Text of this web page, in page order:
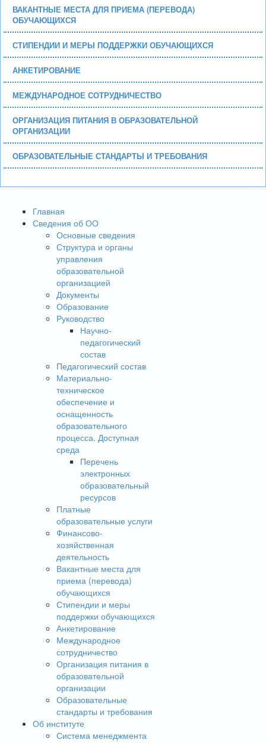
ВАКАНТНЫЕ МЕСТА ДЛЯ ПРИЕМА (ПЕРЕВОДА)
ОБУЧАЮЩИХСЯ
СТИПЕНДИИ И МЕРЫ ПОДДЕРЖКИ ОБУЧАЮЩИХСЯ
АНКЕТИРОВАНИЕ
МЕЖДУНАРОДНОЕ СОТРУДНИЧЕСТВО
ОРГАНИЗАЦИЯ ПИТАНИЯ В ОБРАЗОВАТЕЛЬНОЙ
ОРГАНИЗАЦИИ
ОБРАЗОВАТЕЛЬНЫЕ СТАНДАРТЫ И ТРЕБОВАНИЯ
Главная
Сведения об ОО
Основные сведения
Структура и органы
управления
образовательной
организацией
Документы
Образование
Руководство
Научно-
педагогический
состав
Педагогический состав
Материально-
техническое
обеспечение и
оснащенность
образовательного
процесса. Доступная
среда
Перечень
электронных
образовательный
ресурсов
Платные
образовательные услуги
Финансово-
хозяйственная
деятельность
Вакантные места для
приема (перевода)
обучающихся
Стипендии и меры
поддержки обучающихся
Анкетирование
Международное
сотрудничество
Организация питания в
образовательной
организации
Образовательные
стандарты и требования
Об институте
Система менеджмента